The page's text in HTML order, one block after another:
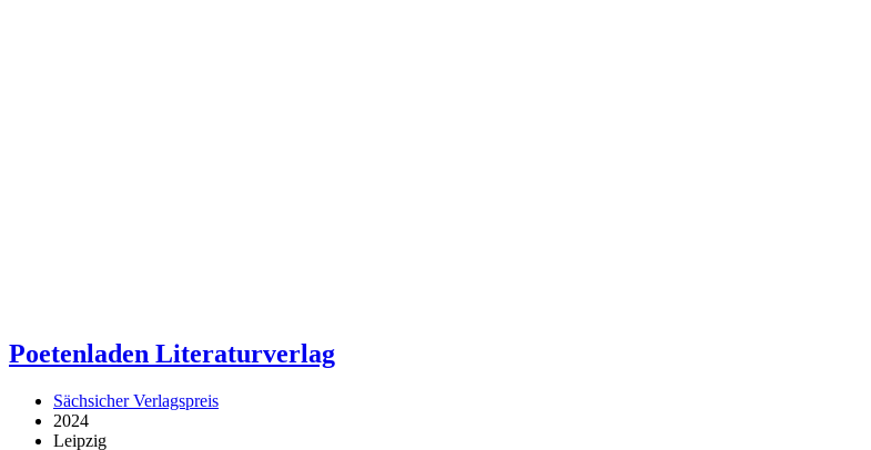
Poetenladen Literaturverlag
Sächsicher Verlagspreis
2024
Leipzig